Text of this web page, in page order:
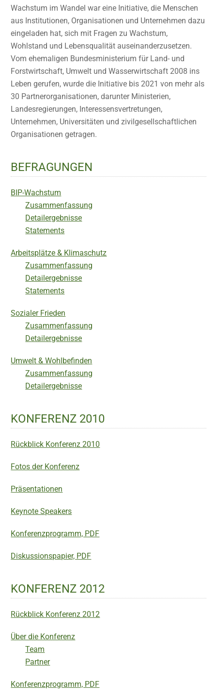
Wachstum im Wandel war eine Initiative, die Menschen
aus Institutionen, Organisationen und Unternehmen dazu
eingeladen hat, sich mit Fragen zu Wachstum,
Wohlstand und Lebensqualität auseinanderzusetzen.
Vom ehemaligen Bundesministerium für Land- und
Forstwirtschaft, Umwelt und Wasserwirtschaft 2008 ins
Leben gerufen, wurde die Initiative bis 2021 von mehr als
30 Partnerorganisationen, darunter Ministerien,
Landesregierungen, Interessensvertretungen,
Unternehmen, Universitäten und zivilgesellschaftlichen
Organisationen getragen.
BEFRAGUNGEN
BIP-Wachstum
Zusammenfassung
Detailergebnisse
Statements
Arbeitsplätze & Klimaschutz
Zusammenfassung
Detailergebnisse
Statements
Sozialer Frieden
Zusammenfassung
Detailergebnisse
Umwelt & Wohlbefinden
Zusammenfassung
Detailergebnisse
KONFERENZ 2010
Rückblick Konferenz 2010
Fotos der Konferenz
Präsentationen
Keynote Speakers
Konferenzprogramm, PDF
Diskussionspapier, PDF
KONFERENZ 2012
Rückblick Konferenz 2012
Über die Konferenz
Team
Partner
Konferenzprogramm, PDF